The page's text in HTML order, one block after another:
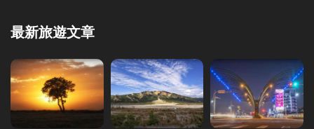
最新旅遊文章